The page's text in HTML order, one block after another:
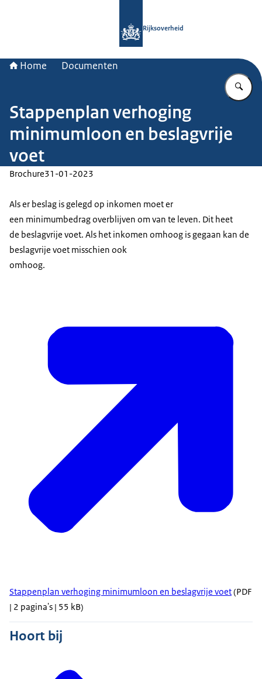
Rijksoverheid
Home Documenten
Stappenplan verhoging
minimumloon en beslagvrije
voet
Brochure31-01-2023
Als er beslag is gelegd op inkomen moet er
een minimumbedrag overblijven om van te leven. Dit heet
de beslagvrije voet. Als het inkomen omhoog is gegaan kan de
beslagvrije voet misschien ook
omhoog.
Stappenplan verhoging minimumloon en beslagvrije voet(PDF
| 2 pagina's | 55 kB)
Hoort bij